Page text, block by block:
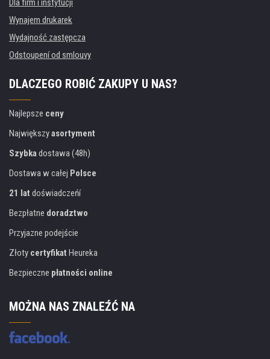
Dla firm i instytucji
Wynajem drukarek
Wydajność zastępcza
Odstoupení od smlouvy
DLACZEGO ROBIĆ ZAKUPY U NAS?
Najlepsze ceny
Największyasortyment
Szybkadostawa (48h)
Dostawa w całej Polsce
21 lat doświadczeńí
Bezpłatne doradztwo
Przyjazne podejście
Złoty certyfikat Heureka
Bezpieczne płatności online
MOŻNA NAS ZNALEŹĆ NA